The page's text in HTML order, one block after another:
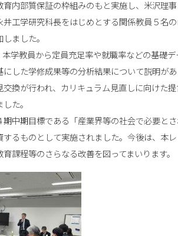
育内部質保証の枠組みのもと実施し、米沢理
工学研究科長をはじめとする関係教員５名
ました。
学教員から定員充足率や就職率などの基礎デ
した学修成果等の分析結果について説明が
換が行われ、カリキュラム見直しに向けた
た。
中期目標である「産業界等の社会で必要と
するものとして実施されました。今後は、本
課程等のさらなる改善を図ってまいります。